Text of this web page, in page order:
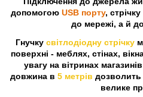
допомогою USB порту,
до мережі, а й
Гнучку світлодіодну стрічку
поверхні - меблях, стінах,
увагу на вітринах
довжина в 5 метрів дозволить
велике